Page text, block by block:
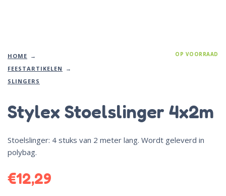
HOME
FEESTARTIKELEN
SLINGERS
OP VOORRAAD
Stylex Stoelslinger 4x2m
Stoelslinger: 4 stuks van 2 meter lang. Wordt geleverd in
polybag.
€12,29